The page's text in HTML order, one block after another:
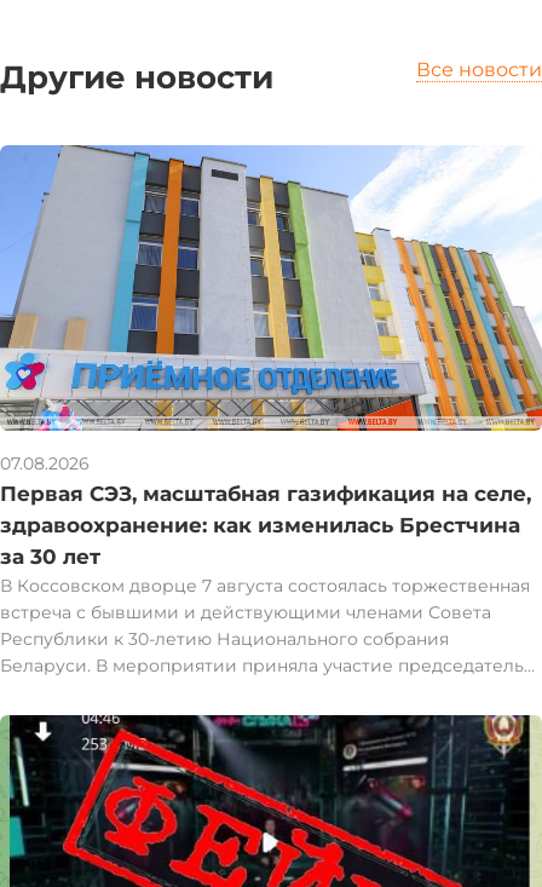
Другие новости Все новости
07.08.2026
Первая СЭЗ, масштабная газификация на селе,
здравоохранение: как изменилась Брестчина
за 30 лет
В Коссовском дворце 7 августа состоялась торжественная
встреча с бывшими и действующими членами Совета
Республики к 30-летию Национального собрания
Беларуси. В мероприятии приняла участие председатель
встретилась с представителями Брестской области,
которые в разные годы были избраны и работали в Совете
Республики. За восемь созывов с 1997 года интересы
Брестчины представляли 59 человек: 36 мужчин и 23
женщины. При их участии за это время в юго-западном
регионе запущена первая в стране свободная
экономическая зона "Брест", созданы условия для развития